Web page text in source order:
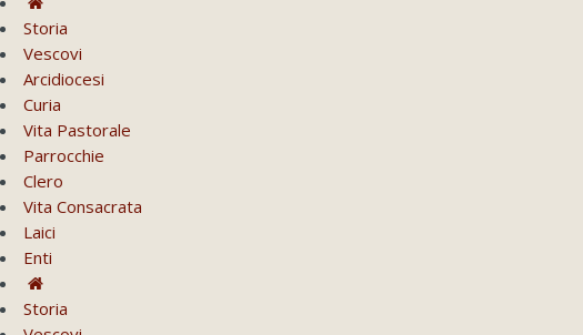
Storia
Vescovi
Arcidiocesi
Curia
Vita Pastorale
Parrocchie
Clero
Vita Consacrata
Laici
Enti
Storia